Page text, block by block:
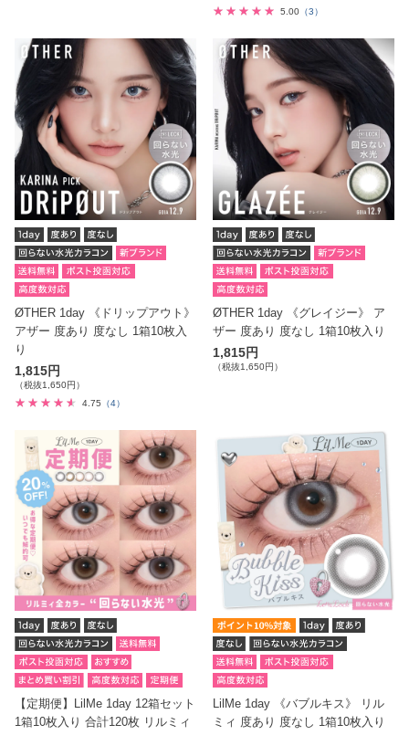
5.00 （3）
ØTHER 1day 《ドリップアウト》
アザー 度あり 度なし 1箱10枚入
り
1,815円
（税抜1,650円）
4.75 （4）
ØTHER 1day 《グレイジー》 ア
ザー 度あり 度なし 1箱10枚入り
1,815円
（税抜1,650円）
【定期便】LilMe 1day 12箱セット
1箱10枚入り 合計120枚 リルミィ
LilMe 1day 《バブルキス》 リル
ミィ 度あり 度なし 1箱10枚入り